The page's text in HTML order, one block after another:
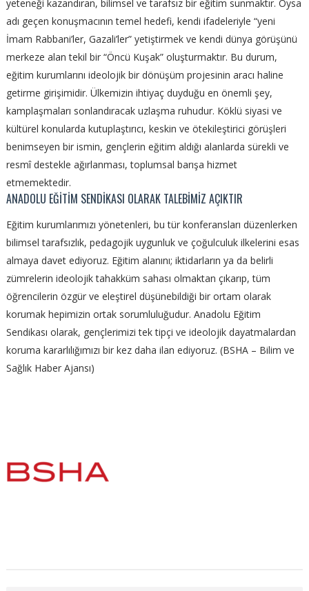
yeteneği kazandıran, bilimsel ve tarafsız bir eğitim sunmaktır. Oysa
adı geçen konuşmacının temel hedefi, kendi ifadeleriyle “yeni
İmam Rabbani’ler, Gazali’ler” yetiştirmek ve kendi dünya görüşünü
merkeze alan tekil bir “Öncü Kuşak” oluşturmaktır. Bu durum,
eğitim kurumlarını ideolojik bir dönüşüm projesinin aracı haline
getirme girişimidir. Ülkemizin ihtiyaç duyduğu en önemli şey,
kamplaşmaları sonlandıracak uzlaşma ruhudur. Köklü siyasi ve
kültürel konularda kutuplaştırıcı, keskin ve ötekileştirici görüşleri
benimseyen bir ismin, gençlerin eğitim aldığı alanlarda sürekli ve
resmî destekle ağırlanması, toplumsal barışa hizmet
etmemektedir.
ANADOLU EĞİTİM SENDİKASI OLARAK TALEBİMİZ AÇIKTIR
Eğitim kurumlarımızı yönetenleri, bu tür konferansları düzenlerken
bilimsel tarafsızlık, pedagojik uygunluk ve çoğulculuk ilkelerini esas
almaya davet ediyoruz. Eğitim alanını; iktidarların ya da belirli
zümrelerin ideolojik tahakküm sahası olmaktan çıkarıp, tüm
öğrencilerin özgür ve eleştirel düşünebildiği bir ortam olarak
korumak hepimizin ortak sorumluluğudur. Anadolu Eğitim
Sendikası olarak, gençlerimizi tek tipçi ve ideolojik dayatmalardan
koruma kararlılığımızı bir kez daha ilan ediyoruz. (BSHA – Bilim ve
Sağlık Haber Ajansı)